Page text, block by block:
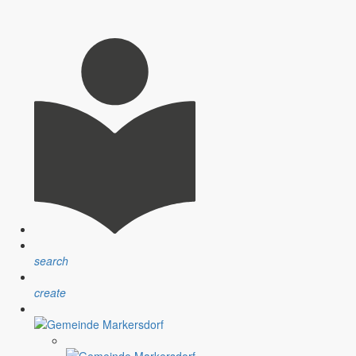
search
create
Natur und die Nähe zu kulturellen Highlights.
gearbeitet.
im Einsatz war.